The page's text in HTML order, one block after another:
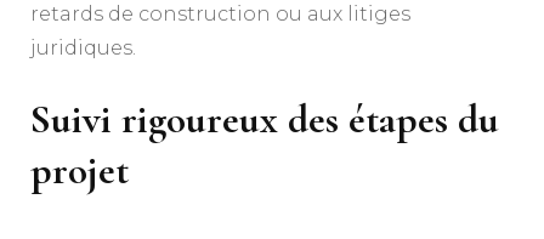
retards de construction ou aux litiges
juridiques.
Suivi rigoureux des étapes du
projet